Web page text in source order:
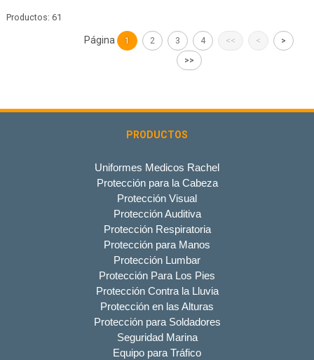
Productos: 61
Página 1 2 3 4 << <
>
>>
PRODUCTOS
Uniformes Medicos Rachel
Protección para la Cabeza
Protección Visual
Protección Auditiva
Protección Respiratoria
Protección para Manos
Protección Lumbar
Protección Para Los Pies
Protección Contra la Lluvia
Protección en las Alturas
Protección para Soldadores
Seguridad Marina
Equipo para Tráfico